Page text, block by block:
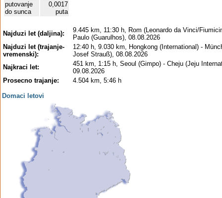
putovanje
do sunca
0,0017
puta
Najduzi let (daljina):
9.445 km, 11:30 h, Rom (Leonardo da Vinci/
Paulo (Guarulhos), 08.08.2026
Najduzi let (trajanje-
vremenski):
12:40 h, 9.030 km, Hongkong (International) -
Josef Strauß), 08.08.2026
Najkraci let:
451 km, 1:15 h, Seoul (Gimpo) - Cheju (Jeju
09.08.2026
Prosecno trajanje:
4.504 km, 5:46 h
Domaci letovi